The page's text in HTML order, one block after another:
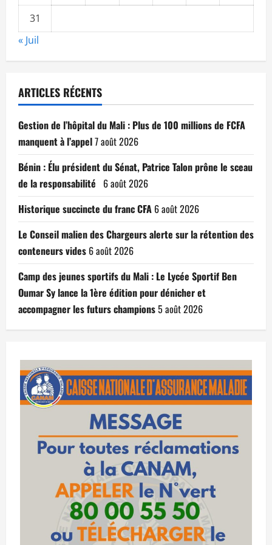
31
« Juil
ARTICLES RÉCENTS
Gestion de l’hôpital du Mali : Plus de 100 millions de FCFA
manquent à l’appel7 août 2026
Bénin : Élu président du Sénat, Patrice Talon prône le sceau
de la responsabilité 6 août 2026
Historique succincte du franc CFA 6 août 2026
Le Conseil malien des Chargeurs alerte sur la rétention des
conteneurs vides 6 août 2026
Camp des jeunes sportifs du Mali : Le Lycée Sportif Ben
Oumar Sy lance la 1ère édition pour dénicher et
accompagner les futurs champions5 août 2026